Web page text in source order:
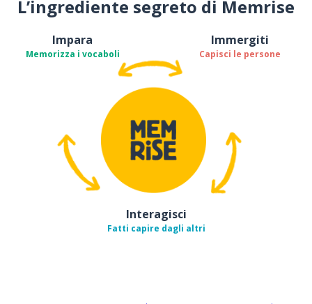
L’ingrediente segreto di Memrise
Impara
Memorizza i vocaboli
Immergiti
Capisci le persone
Interagisci
Fatti capire dagli altri